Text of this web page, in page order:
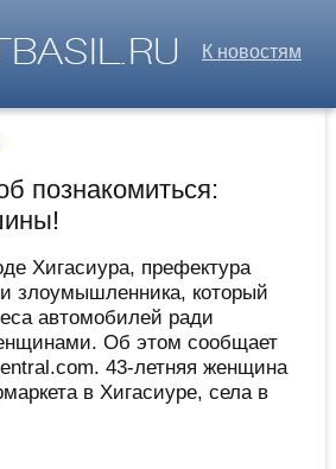
К новостям
познакомиться:
Хигасиура, префектура
злоумышленника, который
автомобилей ради
Об этом сообщает
43-летняя женщина
в Хигасиуре, села в